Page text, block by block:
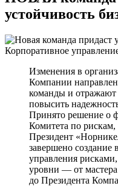
устойчивость
Корпоративное
Изменения в
Компании
команды и отражают
повысить
Принято решение о
Комитета по рискам,
Президент
завершено создание
управления
уровни — от
до Президента